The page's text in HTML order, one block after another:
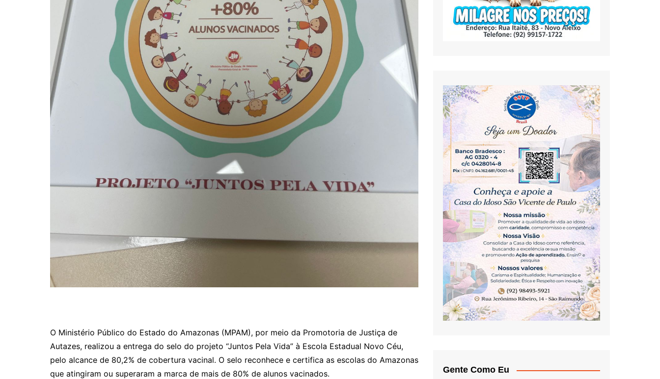
O Ministério Público do Estado do Amazonas (MPAM), por meio da Promotoria de Justiça de
Autazes, realizou a entrega do selo do projeto “Juntos Pela Vida” à Escola Estadual Novo Céu,
pelo alcance de 80,2% de cobertura vacinal. O selo reconhece e certifica as escolas do Amazonas
que atingiram ou superaram a marca de mais de 80% de alunos vacinados.
Gente Como Eu